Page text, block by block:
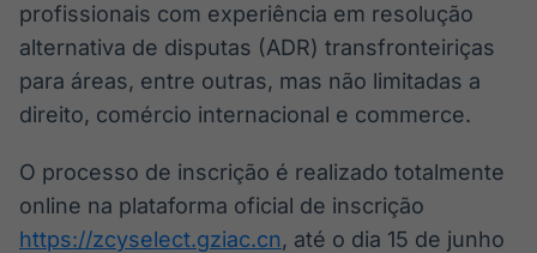
profissionais com experiência em resolução
alternativa de disputas (ADR) transfronteiriças
para áreas, entre outras, mas não limitadas a
direito, comércio internacional e commerce.
O processo de inscrição é realizado totalmente
online na plataforma oficial de inscrição
https://zcyselect.gziac.cn, até o dia 15 de junho